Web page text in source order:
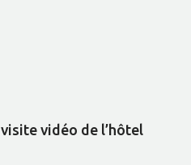
visite vidéo de l’hôtel